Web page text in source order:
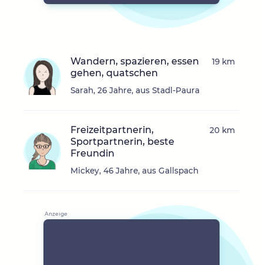
Wandern, spazieren, essen
gehen, quatschen
Sarah, 26 Jahre, aus Stadl-Paura
19 km
Freizeitpartnerin,
Sportpartnerin, beste
Freundin
Mickey, 46 Jahre, aus Gallspach
20 km